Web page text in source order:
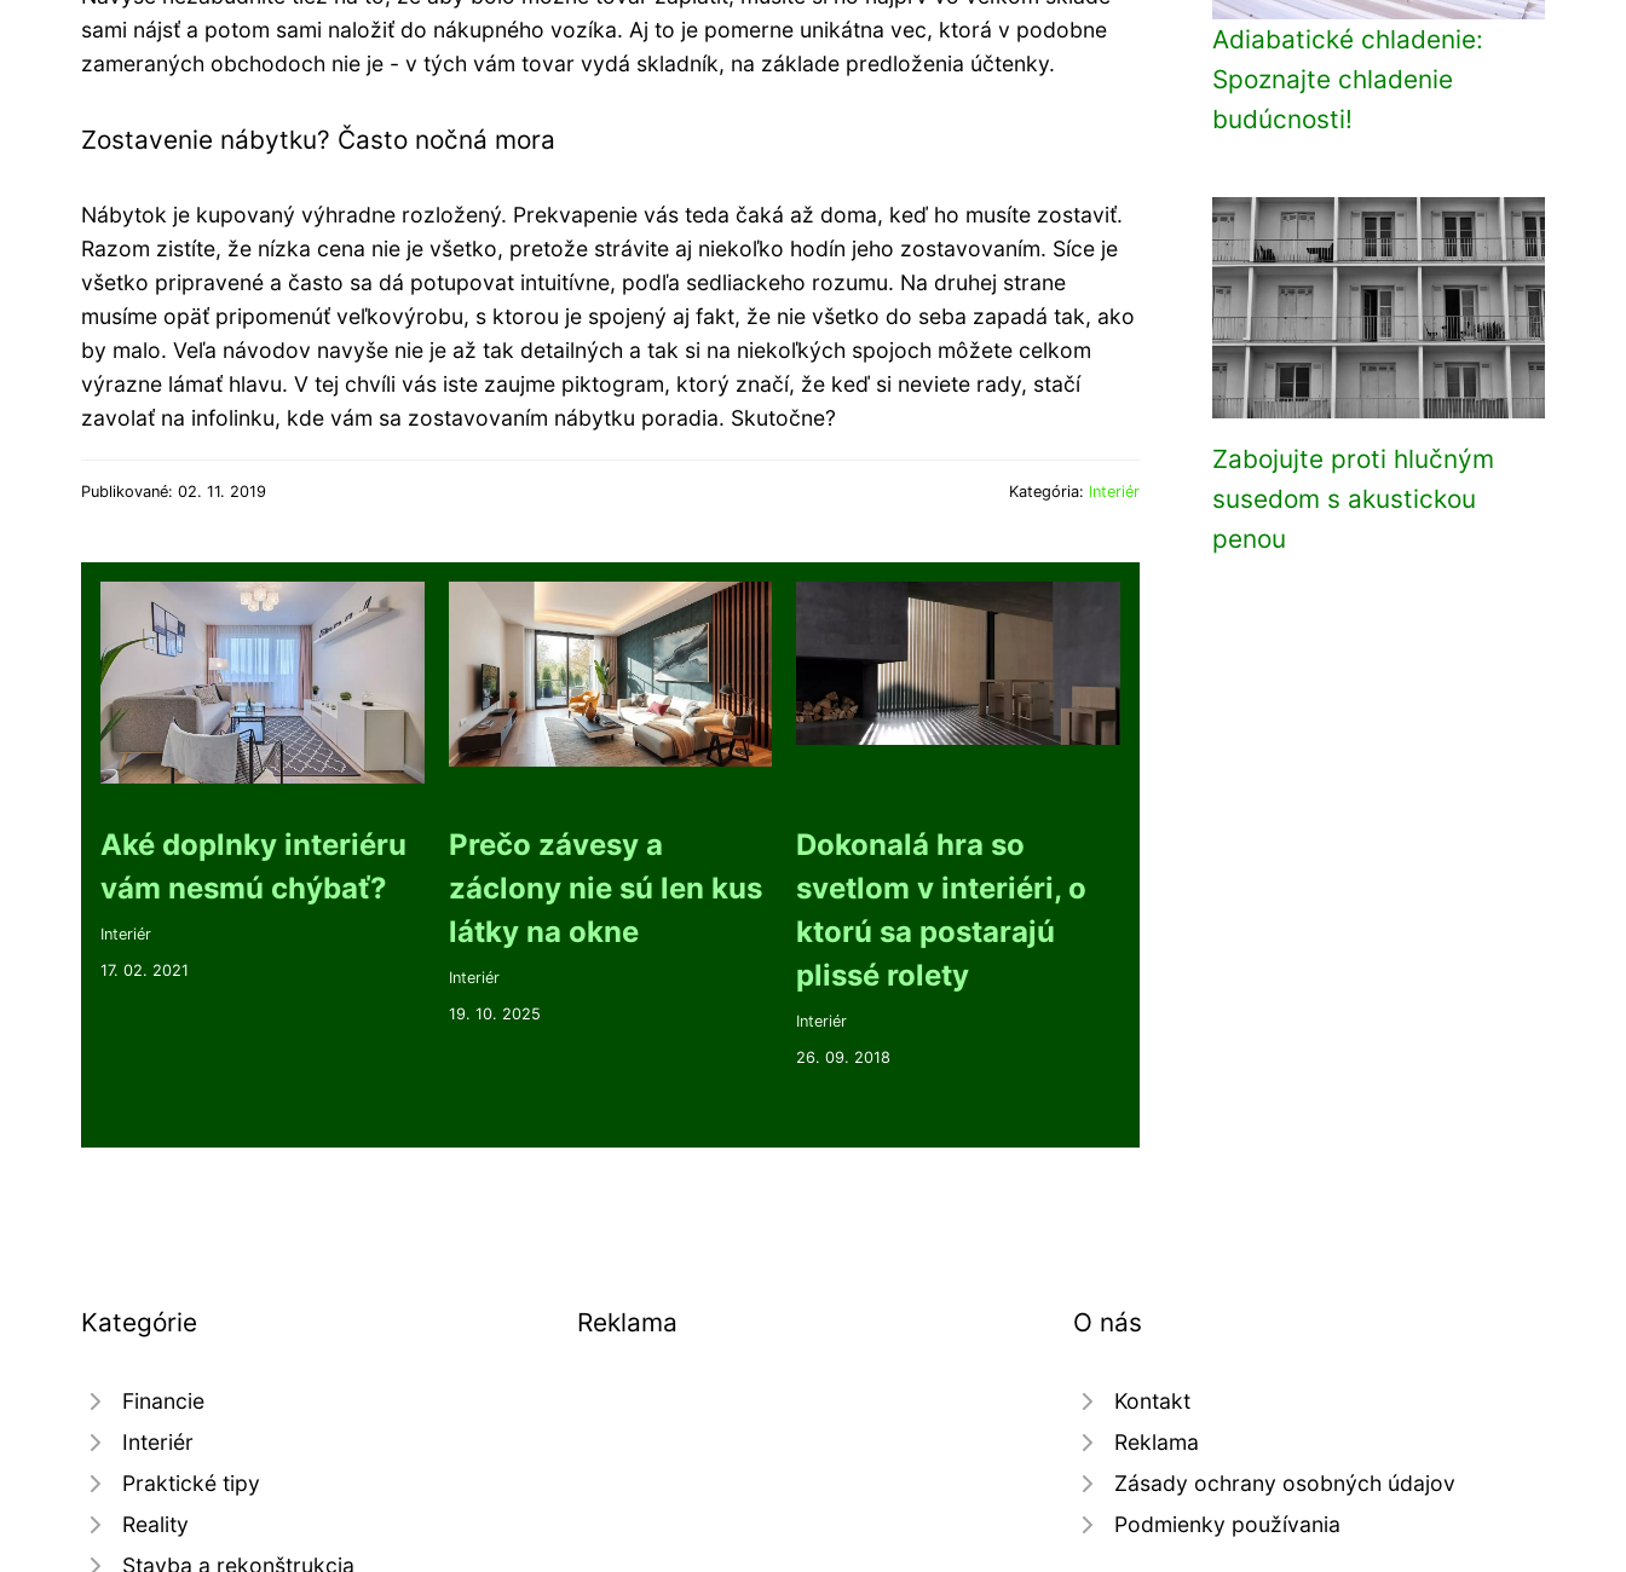
sami nájsť a potom sami naložiť do nákupného vozíka. Aj to je pomerne unikátna vec, ktorá v podobne
zameraných obchodoch nie je - v tých vám tovar vydá skladník, na základe predloženia účtenky.
Zostavenie nábytku? Často nočná mora
Nábytok je kupovaný výhradne rozložený. Prekvapenie vás teda čaká až doma, keď ho musíte zostaviť.
Razom zistíte, že nízka cena nie je všetko, pretože strávite aj niekoľko hodín jeho zostavovaním. Síce je
všetko pripravené a často sa dá potupovat intuitívne, podľa sedliackeho rozumu. Na druhej strane
musíme opäť pripomenúť veľkovýrobu, s ktorou je spojený aj fakt, že nie všetko do seba zapadá tak, ako
by malo. Veľa návodov navyše nie je až tak detailných a tak si na niekoľkých spojoch môžete celkom
výrazne lámať hlavu. V tej chvíli vás iste zaujme piktogram, ktorý značí, že keď si neviete rady, stačí
zavolať na infolinku, kde vám sa zostavovaním nábytku poradia. Skutočne?
Publikované: 02. 11. 2019 Kategória: Interiér
Aké doplnky interiéru
vám nesmú chýbať?
Interiér
17. 02. 2021
Prečo závesy a
záclony nie sú len kus
látky na okne
Interiér
19. 10. 2025
Dokonalá hra so
svetlom v interiéri, o
ktorú sa postarajú
plissé rolety
Interiér
26. 09. 2018
Adiabatické chladenie:
Spoznajte chladenie
budúcnosti!
Zabojujte proti hlučným
susedom s akustickou
penou
Kategórie
Financie
Interiér
Praktické tipy
Reality
Stavba a rekonštrukcia
Reklama O nás
Kontakt
Reklama
Zásady ochrany osobných údajov
Podmienky používania